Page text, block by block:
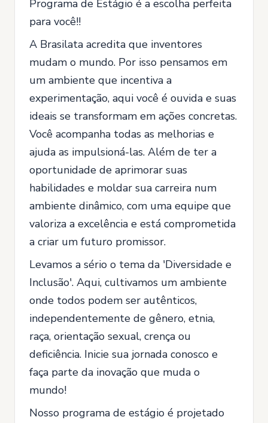
Programa de Estágio é a escolha perfeita
para você!!
A Brasilata acredita que inventores
mudam o mundo. Por isso pensamos em
um ambiente que incentiva a
experimentação, aqui você é ouvida e suas
ideais se transformam em ações concretas.
Você acompanha todas as melhorias e
ajuda as impulsioná-las. Além de ter a
oportunidade de aprimorar suas
habilidades e moldar sua carreira num
ambiente dinâmico, com uma equipe que
valoriza a excelência e está comprometida
a criar um futuro promissor.
Levamos a sério o tema da 'Diversidade e
Inclusão'. Aqui, cultivamos um ambiente
onde todos podem ser autênticos,
independentemente de gênero, etnia,
raça, orientação sexual, crença ou
deficiência. Inicie sua jornada conosco e
faça parte da inovação que muda o
mundo!
Nosso programa de estágio é projetado